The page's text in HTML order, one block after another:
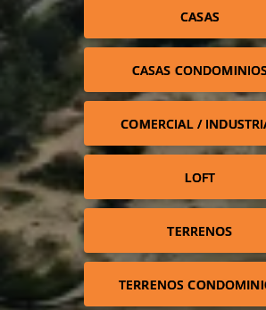
CASAS
CASAS CONDOMINIOS
COMERCIAL /
LOFT
TERRENOS
TERRENOS